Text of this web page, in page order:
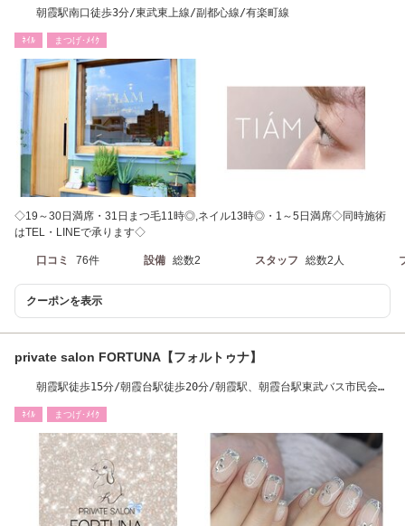
朝霞駅南口徒歩3分/東武東上線/副都心線/有楽町線
ﾈｲﾙ まつげ･ﾒｲｸ
◇19～30日満席・31日まつ毛11時◎,ネイル13時◎・1～5日満席◇同時施術
はTEL・LINEで承ります◇
口コミ 76件 設備 総数2 スタッフ 総数2人
クーポンを表示
private salon FORTUNA【フォルトゥナ】
朝霞駅徒歩15分/朝霞台駅徒歩20分/朝霞駅、朝霞台駅東武バス市民会館
ﾈｲﾙ まつげ･ﾒｲｸ